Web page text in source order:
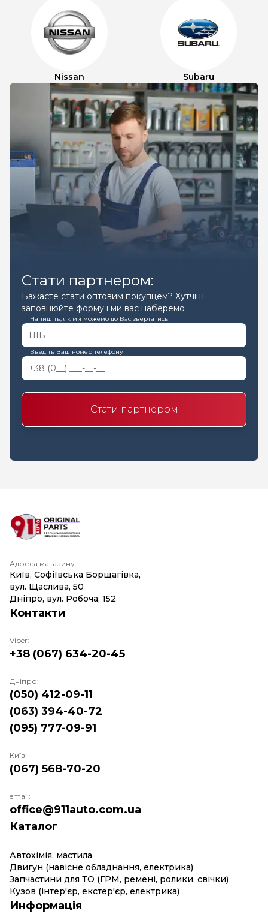
Nissan Subaru
Стати партнером:
Бажаєте стати оптовим покупцем? Хутчіш
заповнюйте форму і ми вас наберемо
Напишіть, як ми можемо до Вас звертатись
Введіть Ваш номер телефону
Стати партнером
Адреса магазину
Київ, Софіївська Борщагівка,
вул. Щаслива, 50
Дніпро, вул. Робоча, 152
Каталог
Автохімія, мастила
Двигун (навісне обладнання, електрика)
Запчастини для ТО (ГРМ, ремені, ролики, свічки)
Кузов (інтер'єр, екстер'єр, електрика)
Информація
Контакти
Viber:
+38 (067) 634-20-45
Дніпро:
(050) 412-09-11
(063) 394-40-72
(095) 777-09-91
Київ:
(067) 568-70-20
email:
office@911auto.com.ua